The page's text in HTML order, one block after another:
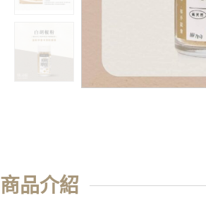
商品介紹